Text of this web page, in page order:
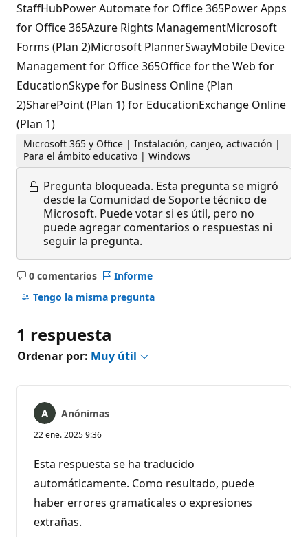
StaffHubPower Automate for Office 365Power Apps
for Office 365Azure Rights ManagementMicrosoft
Forms (Plan 2)Microsoft PlannerSwayMobile Device
Management for Office 365Office for the Web for
EducationSkype for Business Online (Plan
2)SharePoint (Plan 1) for EducationExchange Online
(Plan 1)
Microsoft 365 y Office | Instalación, canjeo, activación |
Para el ámbito educativo | Windows
Pregunta bloqueada. Esta pregunta se migró
desde la Comunidad de Soporte técnico de
Microsoft. Puede votar si es útil, pero no
puede agregar comentarios o respuestas ni
seguir la pregunta.
0 comentarios
No
hay
Informe
Tengo la misma pregunta
1 respuesta
Ordenar por: Muy útil
Anónimas
22 ene. 2025 9:36
Esta respuesta se ha traducido
automáticamente. Como resultado, puede
haber errores gramaticales o expresiones
extrañas.